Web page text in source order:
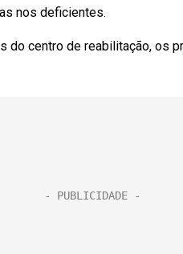
nos deficientes.
do centro de reabilitação, os